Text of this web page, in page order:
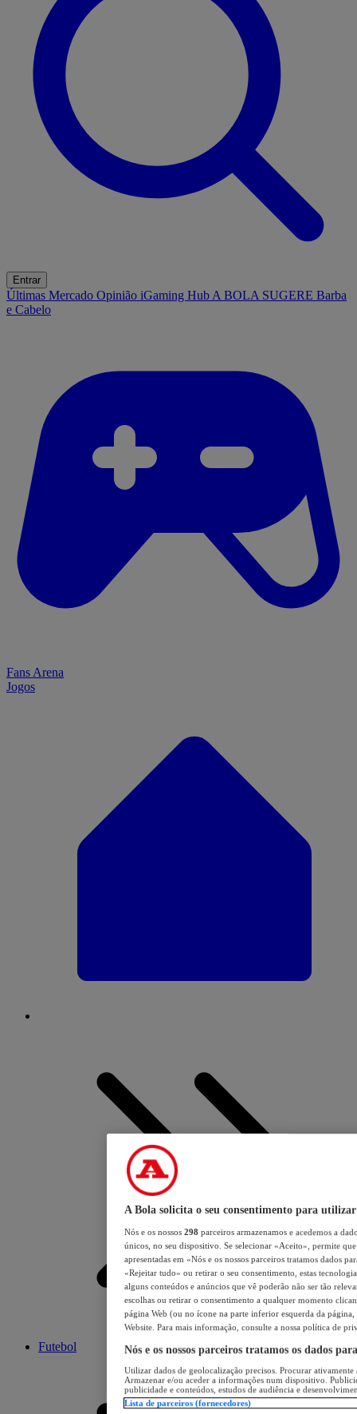
Entrar
Últimas Mercado Opinião iGaming Hub A BOLA SUGERE Barba
e Cabelo
Fans Arena
Jogos
Futebol
A Bola solicita o seu consentimento para utilizar
Nós e os nossos 298 parceiros armazenamos e acedemos a
únicos, no seu dispositivo. Se selecionar «Aceito», permite
apresentadas em «Nós e os nossos parceiros tratamos dados
«Rejeitar tudo» ou retirar o seu consentimento, estas
alguns conteúdos e anúncios que vê poderão não ser tão
escolhas ou retirar o consentimento a qualquer momento
página Web (ou no ícone na parte inferior esquerda da página,
Website. Para mais informação, consulte a nossa política de
Nós e os nossos parceiros tratamos os dados
Utilizar dados de geolocalização precisos. Procurar
Armazenar e/ou aceder a informações num dispositivo.
publicidade e conteúdos, estudos de audiência e
Lista de parceiros (fornecedores)